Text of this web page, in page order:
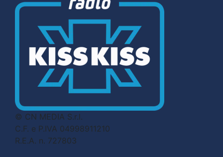
© CN MEDIA S.r.l.
C.F. e P.IVA 04998911210
R.E.A. n. 727803